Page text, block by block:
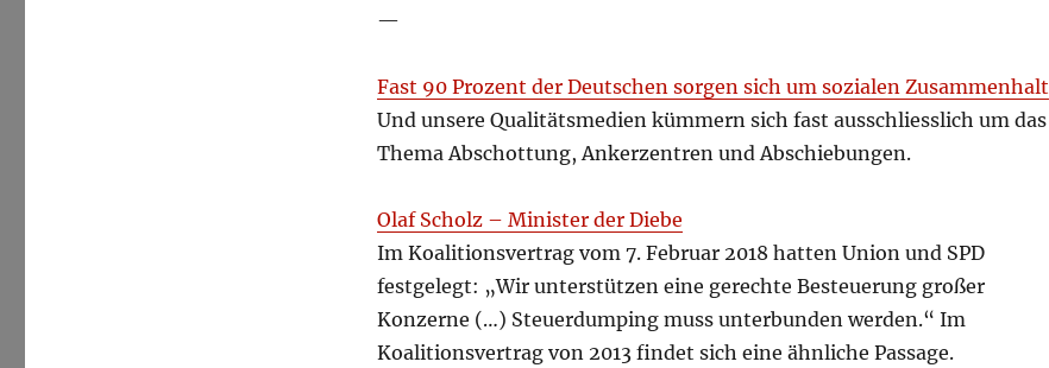
—
Fast 90 Prozent der Deutschen sorgen sich um sozialen Zusammenhalt
Und unsere Qualitätsmedien kümmern sich fast ausschliesslich um das
Thema Abschottung, Ankerzentren und Abschiebungen.
Olaf Scholz – Minister der Diebe
Im Koalitionsvertrag vom 7. Februar 2018 hatten Union und SPD
festgelegt: „Wir unterstützen eine gerechte Besteuerung großer
Konzerne (…) Steuerdumping muss unterbunden werden.“ Im
Koalitionsvertrag von 2013 findet sich eine ähnliche Passage.